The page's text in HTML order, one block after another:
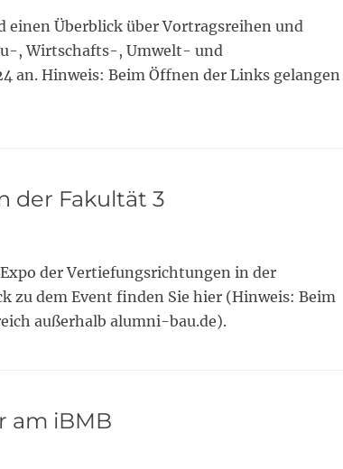
einen Überblick über Vortragsreihen und
, Wirtschafts-, Umwelt- und
an. Hinweis: Beim Öffnen der Links gelangen
der Fakultät 3
der Vertiefungsrichtungen in der
zu dem Event finden Sie hier (Hinweis: Beim
außerhalb alumni-bau.de).
am iBMB